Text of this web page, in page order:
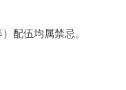
配伍均属禁忌。